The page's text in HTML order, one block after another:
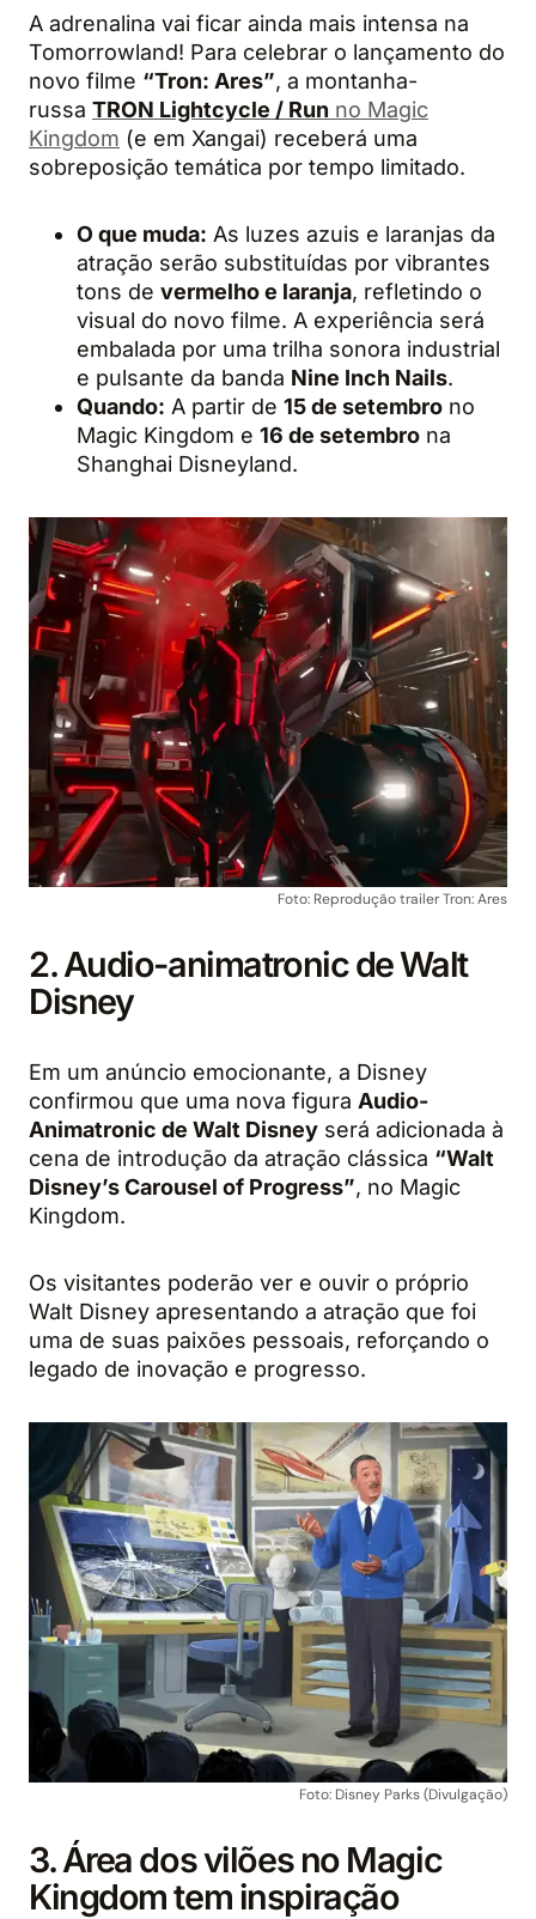
A adrenalina vai ficar ainda mais intensa na
Tomorrowland! Para celebrar o lançamento do
novo filme “Tron: Ares”, a montanha-
russa TRON Lightcycle / Run no Magic
Kingdom (e em Xangai) receberá uma
sobreposição temática por tempo limitado.
O que muda: As luzes azuis e laranjas da
atração serão substituídas por vibrantes
tons de vermelho e laranja, refletindo o
visual do novo filme. A experiência será
embalada por uma trilha sonora industrial
e pulsante da banda Nine Inch Nails.
Quando: A partir de 15 de setembro no
Magic Kingdom e 16 de setembro na
Shanghai Disneyland.
Foto: Reprodução trailer Tron: Ares
2. Audio-animatronic de Walt
Disney
Em um anúncio emocionante, a Disney
confirmou que uma nova figura Audio-
Animatronic de Walt Disney será adicionada à
cena de introdução da atração clássica “Walt
Disney’s Carousel of Progress”, no Magic
Kingdom.
Os visitantes poderão ver e ouvir o próprio
Walt Disney apresentando a atração que foi
uma de suas paixões pessoais, reforçando o
legado de inovação e progresso.
Foto: Disney Parks (Divulgação)
3. Área dos vilões no Magic
Kingdom tem inspiração